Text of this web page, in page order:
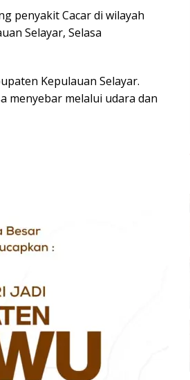
penyakit Cacar di wilayah
Selayar, Selasa
Kepulauan Selayar.
menyebar melalui udara dan